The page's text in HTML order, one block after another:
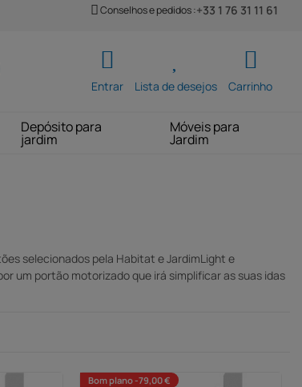
Conselhos e pedidos :+33 1 76 31 11 61
Entrar Lista de desejos Carrinho
Depósito para
jardim
Móveis para
Jardim
selecionados pela Habitat e JardimLight e
um portão motorizado que irá simplificar as suas idas
Bom plano -79,00 €